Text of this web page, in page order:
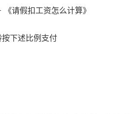
请假扣工资怎么计算》
下述比例支付